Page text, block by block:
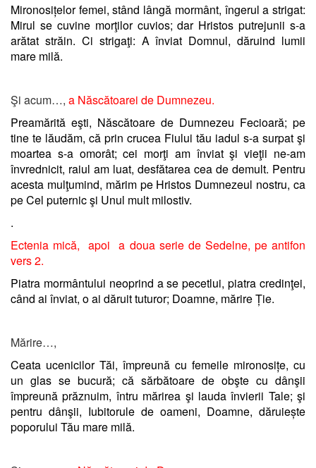
Mironosițelor femei, stând lângă mormânt, îngerul a strigat:
Mirul se cuvine morţilor cuvios; dar Hristos putrejunii s-a
arătat străin. Ci strigaţi: A înviat Domnul, dăruind lumii
mare milă.
Şi acum…, a Născătoarei de Dumnezeu.
Preamărită eşti, Născătoare de Dumnezeu Fecioară; pe
tine te lăudăm, că prin crucea Fiului tău iadul s-a surpat şi
moartea s-a omorât; cei morţi am înviat şi vieţii ne-am
învrednicit, raiul am luat, desfătarea cea de demult. Pentru
acesta mulţumind, mărim pe Hristos Dumnezeul nostru, ca
pe Cel puternic şi Unul mult milostiv.
.
Ectenia mică, apoi a doua serie de Sedelne, pe antifon
vers 2.
Piatra mormântului neoprind a se pecetlui, piatra credinţei,
când ai înviat, o ai dăruit tuturor; Doamne, mărire Ție.
Mărire…,
Ceata ucenicilor Tăi, împreună cu femeile mironosițe, cu
un glas se bucură; că sărbătoare de obşte cu dânşii
împreună prăznuim, întru mărirea şi lauda învierii Tale; şi
pentru dânşii, Iubitorule de oameni, Doamne, dăruiește
poporului Tău mare milă.